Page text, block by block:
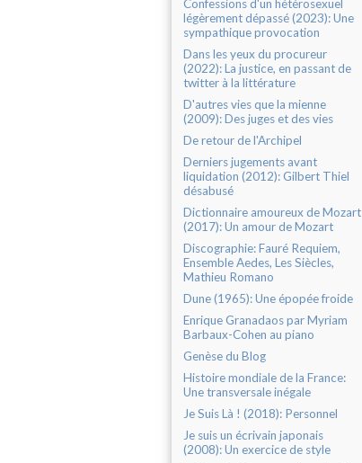
Confessions d'un hétérosexuel
légèrement dépassé (2023): Une
sympathique provocation
Dans les yeux du procureur
(2022): La justice, en passant de
twitter à la littérature
D'autres vies que la mienne
(2009): Des juges et des vies
De retour de l'Archipel
Derniers jugements avant
liquidation (2012): Gilbert Thiel
désabusé
Dictionnaire amoureux de Mozart
(2017): Un amour de Mozart
Discographie: Fauré Requiem,
Ensemble Aedes, Les Siècles,
Mathieu Romano
Dune (1965): Une épopée froide
Enrique Granadaos par Myriam
Barbaux-Cohen au piano
Genèse du Blog
Histoire mondiale de la France:
Une transversale inégale
Je Suis Là ! (2018): Personnel
Je suis un écrivain japonais
(2008): Un exercice de style